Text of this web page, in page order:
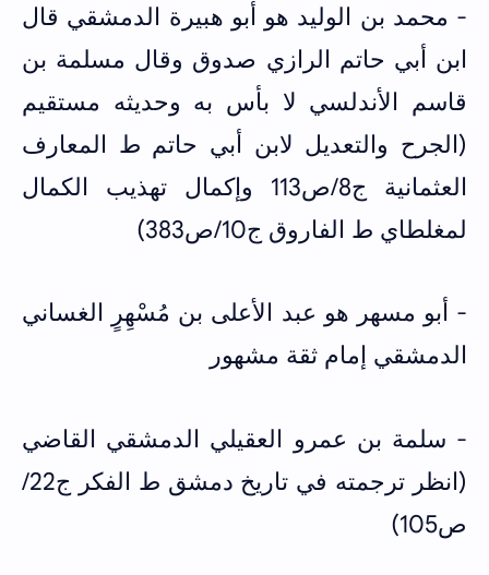
- محمد بن الوليد هو أبو هبيرة الدمشقي قال
ابن أبي حاتم الرازي صدوق وقال مسلمة بن
قاسم الأندلسي لا بأس به وحديثه مستقيم
(الجرح والتعديل لابن أبي حاتم ط المعارف
العثمانية ج8/ص113 وإكمال تهذيب الكمال
لمغلطاي ط الفاروق ج10/ص383)
- أبو مسهر هو عبد الأعلى بن مُسْهِرٍ الغساني
الدمشقي إمام ثقة مشهور
- سلمة بن عمرو العقيلي الدمشقي القاضي
(انظر ترجمته في تاريخ دمشق ط الفكر ج22/
ص105)